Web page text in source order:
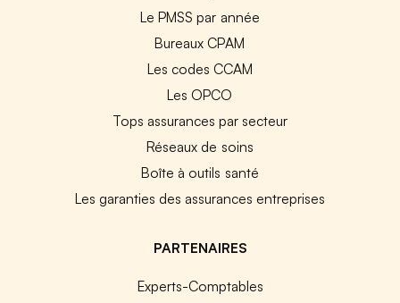
Le PMSS par année
Bureaux CPAM
Les codes CCAM
Les OPCO
Tops assurances par secteur
Réseaux de soins
Boîte à outils santé
Les garanties des assurances entreprises
PARTENAIRES
Experts-Comptables